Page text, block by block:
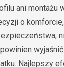
ani montażu
o
Najlepszy